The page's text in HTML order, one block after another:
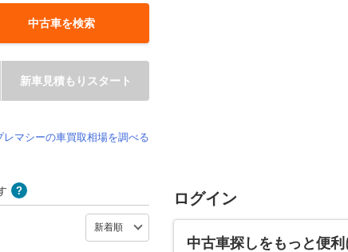
中古車を検索
新車見積もりスタート
レマシーの車買取相場を調べる
ログイン
中古車探しをもっと便利